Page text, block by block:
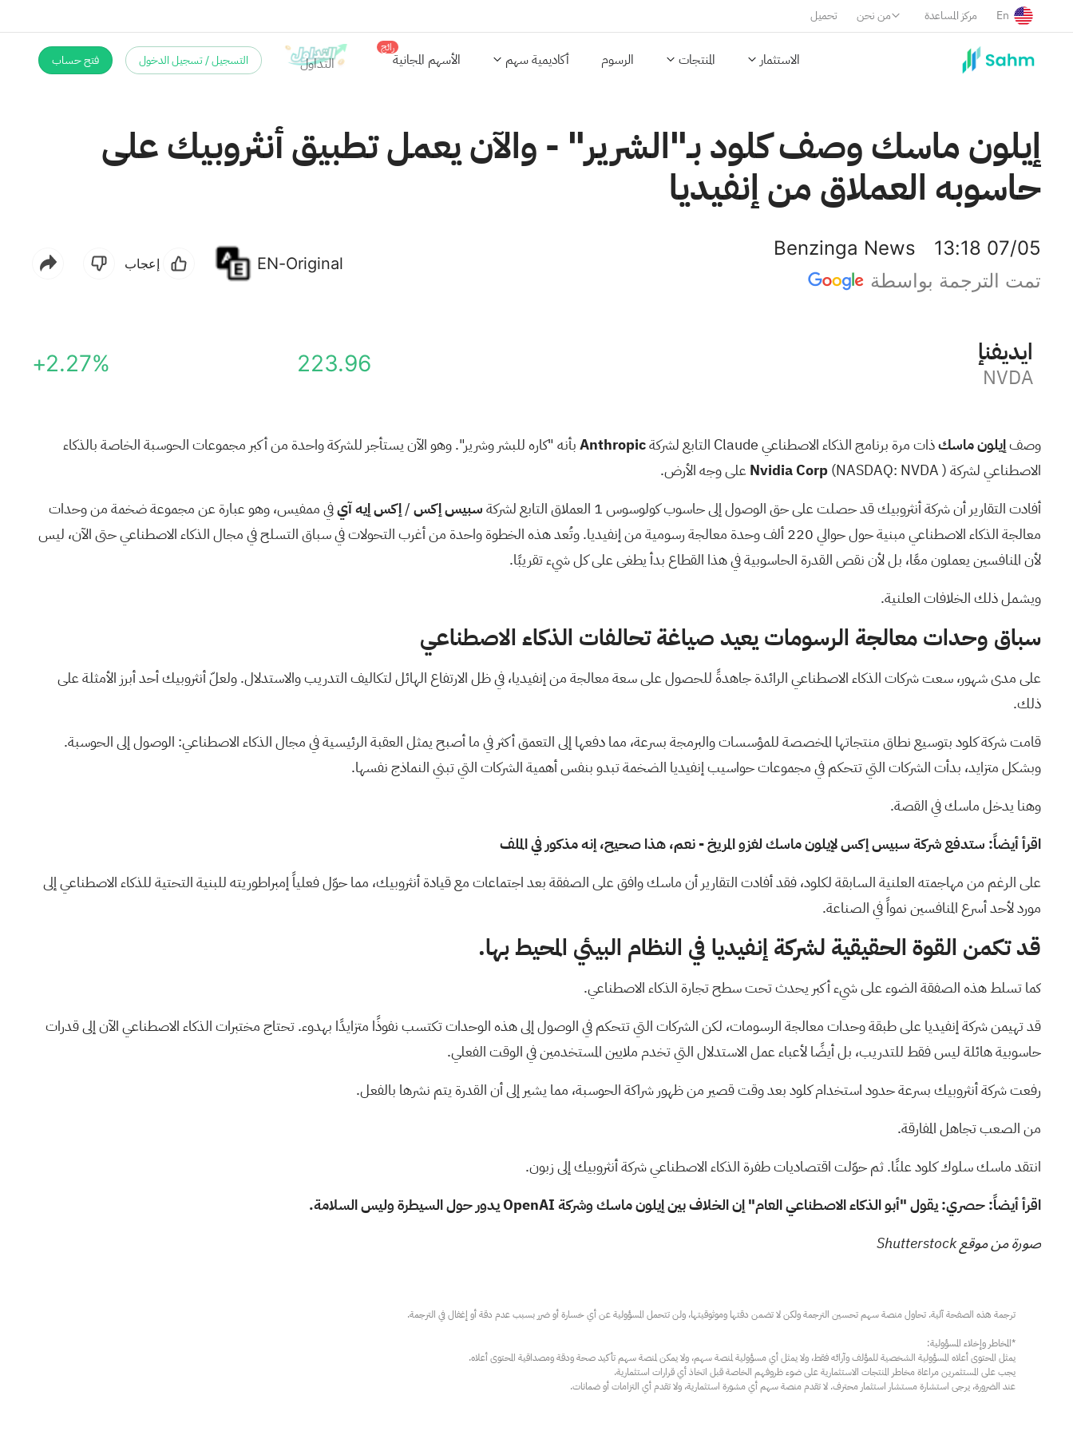
تحميل من نحن مركز المساعدة En
الاستثمار المنتجات الرسوم أكاديمية سهم الأسهم المجانية
رائج
التسجيل / تسجيل الدخول فتح حساب
إيلون ماسك وصف كلود بـ"الشرير" - والآن يعمل تطبيق أنثروبيك على
حاسوبه العملاق من إنفيديا
Benzinga News
13:18 07/05
تمت الترجمة بواسطة
EN-Original إعجاب
إنفيديا
NVDA
223.96
+2.27%
وصفإيلون ماسكذات مرة برنامج الذكاء الاصطناعي Claude التابع لشركة Anthropicبأنه "كاره للبشر وشرير". وهو الآن يستأجر للشركة واحدة من أكبر مجموعات الحوسبةالخاصة بالذكاء
الاصطناعيلشركة Nvidia Corp(NASDAQ: NVDA) على وجه الأرض.
أفادت التقارير أن شركة أنثروبيك قد حصلت على حق الوصول إلى حاسوب كولوسوس 1 العملاق التابع لشركة سبيس إكس/إكس إيه آيفي ممفيس، وهو عبارة عن مجموعة ضخمة من وحدات
معالجة الذكاء الاصطناعي مبنية حول حوالي 220 ألف وحدة معالجة رسومية من إنفيديا. وتُعد هذه الخطوة واحدة من أغرب التحولات في سباق التسلح في مجال الذكاء الاصطناعي حتى الآن، ليس
لأن المنافسين يعملون معًا، بل لأن نقص القدرة الحاسوبية في هذا القطاع بدأ يطغى على كل شيء تقريبًا.
ويشمل ذلك الخلافات العلنية.
سباق وحدات معالجة الرسومات يعيد صياغة تحالفات الذكاء الاصطناعي
على مدى شهور، سعت شركات الذكاء الاصطناعي الرائدة جاهدةً للحصول على سعة معالجة من إنفيديا، في ظل الارتفاع الهائل لتكاليف التدريب والاستدلال. ولعلّ أنثروبيك أحد أبرز الأمثلة على
ذلك.
قامت شركة كلود بتوسيع نطاق منتجاتها المخصصة للمؤسسات والبرمجة بسرعة، مما دفعها إلى التعمق أكثر في ما أصبح يمثل العقبة الرئيسية في مجال الذكاء الاصطناعي: الوصول إلى الحوسبة.
وبشكل متزايد، بدأت الشركات التي تتحكم في مجموعات حواسيب إنفيديا الضخمة تبدو بنفس أهمية الشركات التي تبني النماذج نفسها.
وهنا يدخل ماسك في القصة.
اقرأ أيضاً: ستدفع شركة سبيس إكس لإيلون ماسك لغزو المريخ - نعم، هذا صحيح، إنه مذكور في الملف
على الرغم منمهاجمتهالعلنية السابقة لكلود، فقد أفادت التقارير أن ماسك وافق على الصفقة بعد اجتماعات مع قيادة أنثروبيك، مما حوّل فعلياً إمبراطوريته للبنية التحتية للذكاء الاصطناعي إلى
مورد لأحد أسرع المنافسين نمواً في الصناعة.
قد تكمن القوة الحقيقية لشركة إنفيديا في النظام البيئي المحيط بها.
كما تسلط هذه الصفقة الضوء على شيء أكبر يحدث تحت سطح تجارة الذكاء الاصطناعي.
قد تهيمن شركة إنفيديا على طبقة وحدات معالجة الرسومات، لكن الشركات التي تتحكم في الوصول إلى هذه الوحدات تكتسب نفوذًا متزايدًا بهدوء. تحتاج مختبرات الذكاء الاصطناعي الآن إلى قدرات
حاسوبية هائلة ليس فقط للتدريب، بل أيضًا لأعباء عمل الاستدلال التي تخدم ملايين المستخدمين في الوقت الفعلي.
رفعت شركة أنثروبيك بسرعة حدود استخدام كلود بعد وقت قصير من ظهور شراكة الحوسبة، مما يشير إلى أن القدرة يتم نشرها بالفعل.
من الصعب تجاهل المفارقة.
انتقد ماسك سلوك كلود علنًا. ثم حوّلت اقتصاديات طفرة الذكاء الاصطناعي شركة أنثروبيك إلى زبون.
اقرأ أيضاً:حصري: يقول "أبو الذكاء الاصطناعي العام" إن الخلاف بين إيلون ماسك وشركة OpenAI يدور حول السيطرة وليس السلامة.
صورة من موقع Shutterstock
عند الضرورة، يرجى استشارة مستشار استثمار محترف. لا تقدم منصة سهم أي مشورة استثمارية، ولا تقدم أي التزامات أو ضمانات.